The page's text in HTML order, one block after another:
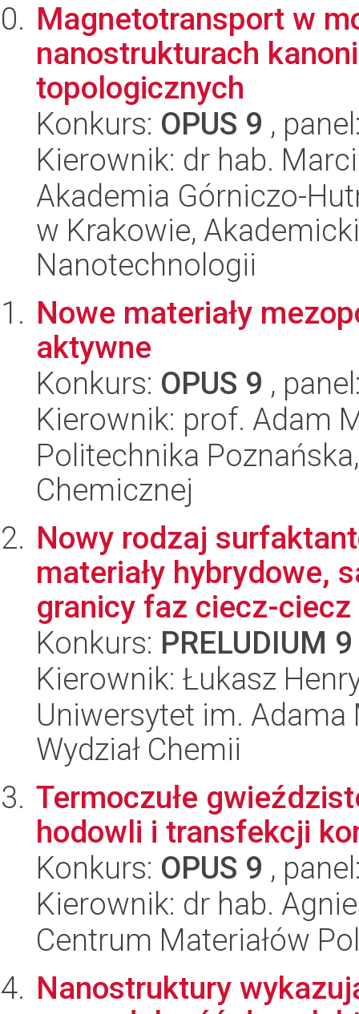
Magnetotransport w
nanostrukturach
topologicznych
Konkurs: OPUS 9 ,
Kierownik: dr hab.
Akademia Górniczo-
w Krakowie,
Nanotechnologii
Nowe materiały
aktywne
Konkurs: OPUS 9 ,
Kierownik: prof. Adam
Politechnika
Chemicznej
Nowy rodzaj
materiały hybrydowe,
granicy faz ciecz-ciecz
Konkurs: PRELUDIUM 9
Kierownik: Łukasz
Uniwersytet im.
Wydział Chemii
Termoczułe
hodowli i transfekcji
Konkurs: OPUS 9 ,
Kierownik: dr hab.
Centrum Materiałów
Nanostruktury